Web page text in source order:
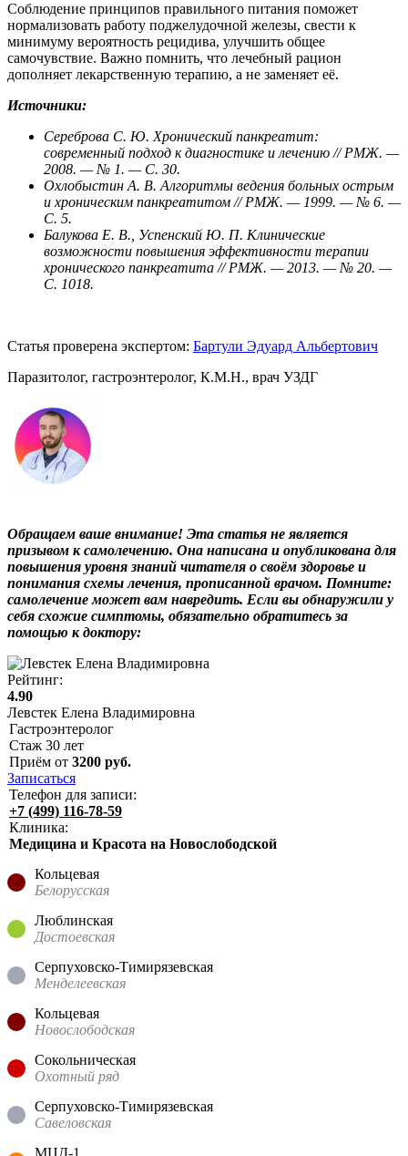
Соблюдение принципов правильного питания поможет
нормализовать работу поджелудочной железы, свести к
минимуму вероятность рецидива, улучшить общее
самочувствие. Важно помнить, что лечебный рацион
дополняет лекарственную терапию, а не заменяет её.
Источники:
Сереброва С. Ю. Хронический панкреатит:
современный подход к диагностике и лечению // РМЖ. —
2008. — № 1. — С. 30.
Охлобыстин А. В. Алгоритмы ведения больных острым
и хроническим панкреатитом // РМЖ. — 1999. — № 6. —
С. 5.
Балукова Е. В., Успенский Ю. П. Клинические
возможности повышения эффективности терапии
хронического панкреатита // РМЖ. — 2013. — № 20. —
С. 1018.
Статья проверена экспертом: Бартули Эдуард Альбертович
Паразитолог, гастроэнтеролог, К.М.Н., врач УЗДГ
Обращаем ваше внимание! Эта статья не является
призывом к самолечению. Она написана и опубликована для
повышения уровня знаний читателя о своём здоровье и
понимания схемы лечения, прописанной врачом. Помните:
самолечение может вам навредить. Если вы обнаружили у
себя схожие симптомы, обязательно обратитесь за
помощью к доктору:
Рейтинг:
4.90
Левстек Елена Владимировна
Гастроэнтеролог
Стаж 30 лет
Приём от 3200 руб.
Записаться
Телефон для записи:
+7 (499) 116-78-59
Клиника:
Медицина и Красота на Новослободской
Кольцевая
Белорусская
Люблинская
Достоевская
Серпуховско-Тимирязевская
Менделеевская
Кольцевая
Новослободская
Сокольническая
Охотный ряд
Серпуховско-Тимирязевская
Савеловская